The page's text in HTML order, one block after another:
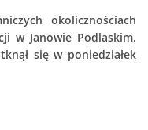
okolicznościach
w Janowie Podlaskim.
się w poniedziałek